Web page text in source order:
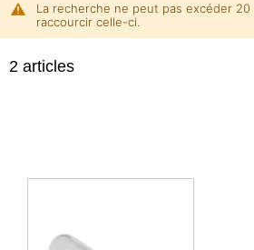
La recherche ne peut pas excéder 20
raccourcir celle-ci.
2 articles